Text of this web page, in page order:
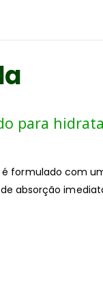
para
formulado com
absorção